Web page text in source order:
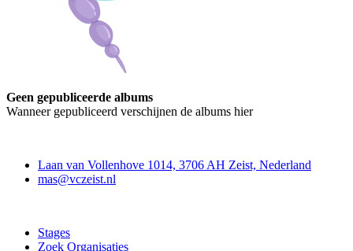
Geen gepubliceerde albums
Wanneer gepubliceerd verschijnen de albums hier
Laan van Vollenhove 1014, 3706 AH Zeist, Nederland
mas@vczeist.nl
Stages
Zoek Organisaties